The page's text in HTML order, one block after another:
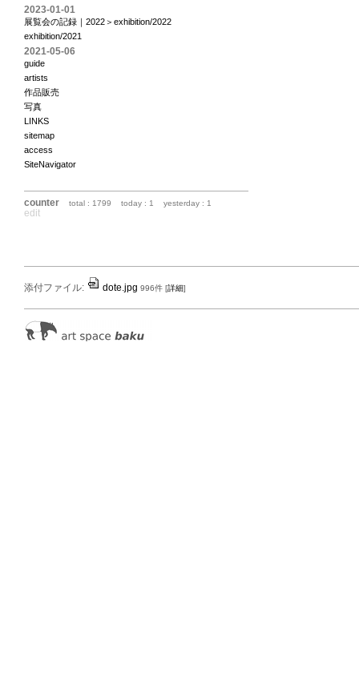
2023-01-01
展覧会の記録｜2022＞exhibition/2022
exhibition/2021
2021-05-06
guide
artists
作品販売
写真
LINKS
sitemap
access
SiteNavigator
counter total : 1799 today : 1 yesterday : 1
edit
添付ファイル: dote.jpg 996件 [詳細]